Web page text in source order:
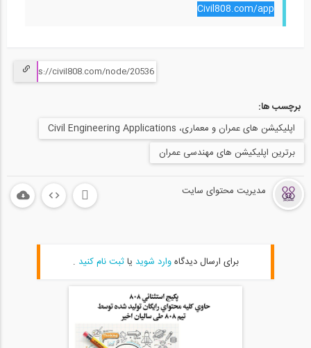
Civil808.com/app
برچسب ها:
اپلیکیشن های عمران و معماری، Civil Engineering Applications
برترین اپلیکیشن های مهندسی عمران
مدیریت محتوای سایت
برای ارسال دیدگاهوارد شوید یاثبت نام کنید .